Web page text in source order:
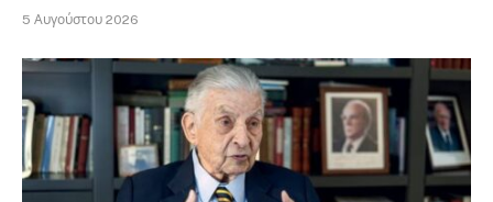
5 Αυγούστου 2026